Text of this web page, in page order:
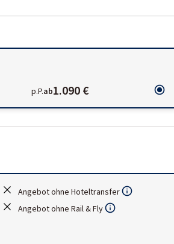
p.P.ab1.090 €
Angebot ohne Hoteltransfer
Angebot ohne Rail & Fly